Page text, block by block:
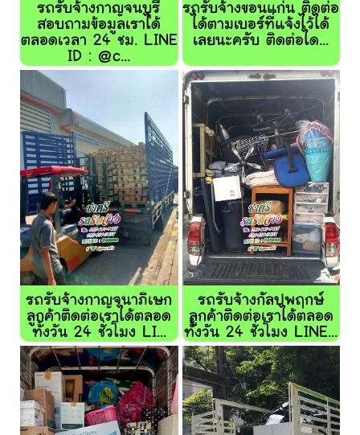
รถรับจ้างกาญจนบุรี
สอบถามข้อมูลเราได้
ตลอดเวลา 24 ชม. LINE
ID : @c...
รถรับจ้างขอนแก่น ติดต่อ
ได้ตามเบอร์ที่แจ้งไว้ได้
เลยนะครับ ติดต่อได...
รถรับจ้างกาญจนาภิเษก
ลูกค้าติดต่อเราได้ตลอด
ทั้งวัน 24 ชั่วโมง LI...
รถรับจ้างกัลปพฤกษ์
ลูกค้าติดต่อเราได้ตลอด
ทั้งวัน 24 ชั่วโมง LINE...